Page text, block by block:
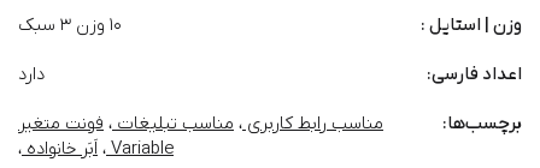
وزن | استایل : 10 وزن 3 سبک
اعداد فارسی: دارد
برچسب‌‌ها: مناسب رابط کاربری ، مناسب تبلیغات ، فونت متغیر
Variable ، اَبَر خانواده ،